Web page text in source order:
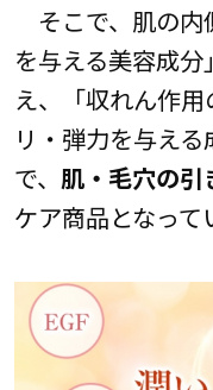
そこで、肌の内
を与える美容成
え、「収れん作
リ・弾力を与え
で、 肌・毛穴の引
ケア商品となって